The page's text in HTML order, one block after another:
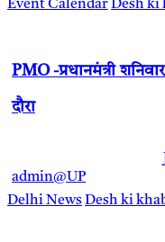
Event CalendarDesh ki
PMO -प्रधानमंत्री
दौरा
admin@UP
Delhi NewsDesh ki